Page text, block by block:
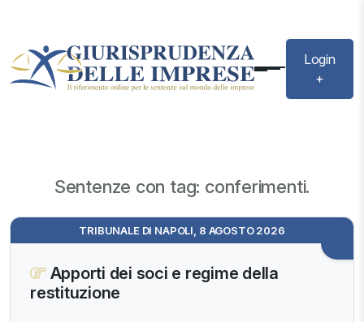
Login
+
Sentenze con tag: conferimenti.
TRIBUNALE DI NAPOLI, 8 AGOSTO 2026
Apporti dei soci e regime della
restituzione